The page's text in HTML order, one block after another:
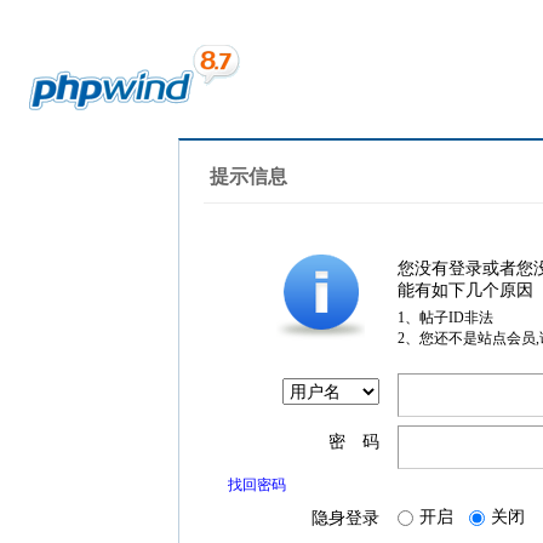
提示信息
您没有登录或者您
能有如下几个原因
1、帖子ID非法
2、您还不是站点会员
密 码
找回密码
隐身登录 开启 关闭